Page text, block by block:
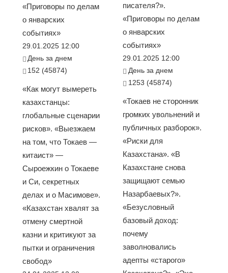
«Приговоры по делам
о январских
событиях»
29.01.2025 12:00
День за днем
152 (45874)
«Как могут вымереть
казахстанцы:
глобальные сценарии
рисков». «Выезжаем
на том, что Токаев —
китаист» —
Сыроежкин о Токаеве
и Си, секретных
делах и о Масимове».
«Казахстан хвалят за
отмену смертной
казни и критикуют за
пытки и ограничения
свобод»
писателя?».
«Приговоры по делам
о январских
событиях»
29.01.2025 12:00
День за днем
1253 (45874)
«Токаев не сторонник
громких увольнений и
публичных разборок».
«Риски для
Казахстана». «В
Казахстане снова
защищают семью
Назарбаевых?».
«Безусловный
базовый доход:
почему
заволновались
адепты «старого»